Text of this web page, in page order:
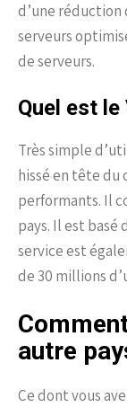
d’une réduction
serveurs
de serveurs.
Quel est
Très simple
hissé en tête du
performants. Il
pays. Il est basé
service est
de 30 millions
autre
Ce dont vous